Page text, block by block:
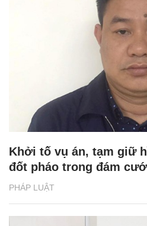
PHÁP LUẬT
Khởi tố vụ án, tạm giữ
đốt pháo trong đám